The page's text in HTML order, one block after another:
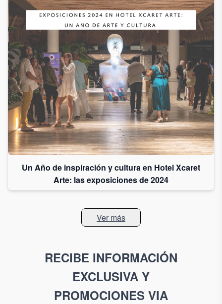
Un Año de inspiración y cultura en Hotel Xcaret
Arte: las exposiciones de 2024
Ver más
RECIBE INFORMACIÓN
EXCLUSIVA Y
PROMOCIONES VIA